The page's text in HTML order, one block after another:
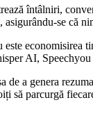
întâlniri,
se că
economisirea
AI,
de a genera
să parcurgă